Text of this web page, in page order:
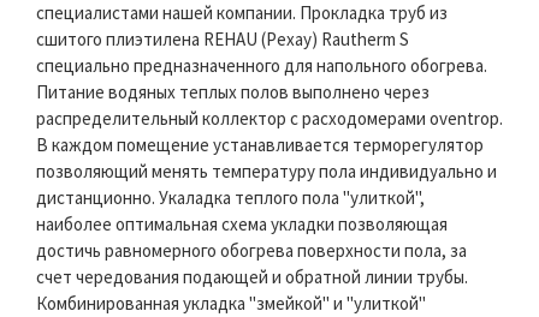
специалистами нашей компании. Прокладка труб из
сшитого плиэтилена REHAU (Рехау) Rautherm S
специально предназначенного для напольного обогрева.
Питание водяных теплых полов выполнено через
распределительный коллектор с расходомерами oventrop.
В каждом помещение устанавливается терморегулятор
позволяющий менять температуру пола индивидуально и
дистанционно. Укаладка теплого пола "улиткой",
наиболее оптимальная схема укладки позволяющая
достичь равномерного обогрева поверхности пола, за
счет чередования подающей и обратной линии трубы.
Комбинированная укладка "змейкой" и "улиткой"